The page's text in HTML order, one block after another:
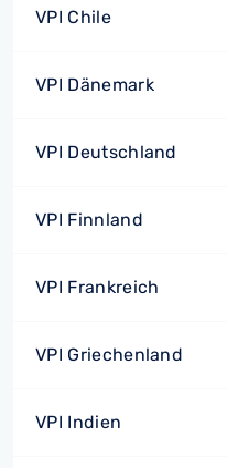
VPI Chile
VPI Dänemark
VPI Deutschland
VPI Finnland
VPI Frankreich
VPI Griechenland
VPI Indien